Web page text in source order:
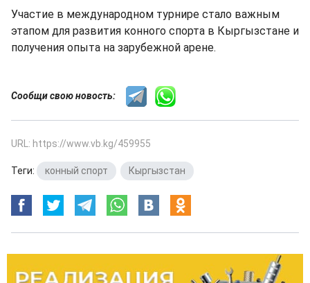
Участие в международном турнире стало важным
этапом для развития конного спорта в Кыргызстане и
получения опыта на зарубежной арене.
Сообщи свою новость:
URL: https://www.vb.kg/459955
Теги: конный спорт Кыргызстан